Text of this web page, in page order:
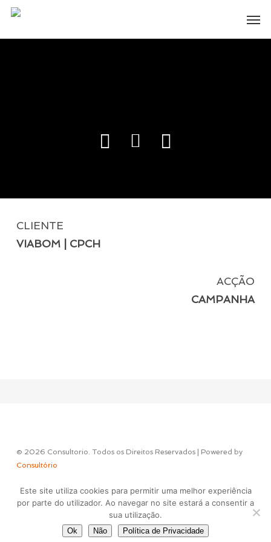
Skip
content
CLIENTE
VIABOM | CPCH
ACÇÃO
CAMPANHA
© 2026 Consultorio. Todos os Direitos Reservados | Powered by
Consultório
Concept & Design by
Este site utiliza cookies para permitir uma melhor experiência
por parte do utilizador. Ao navegar no site estará a consentir a
sua utilização.
Ok Não Política de Privacidade